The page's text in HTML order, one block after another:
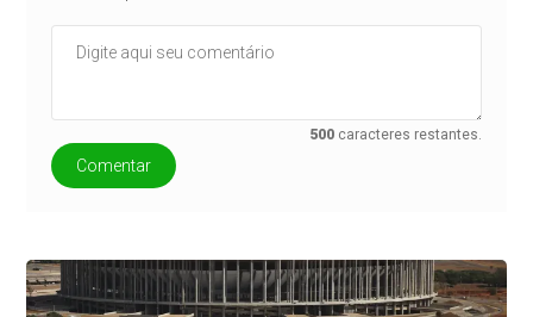
500 caracteres restantes.
Comentar